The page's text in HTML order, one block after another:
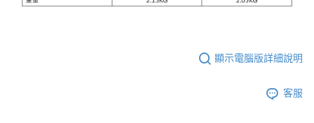
顯示電腦版詳細說明
客服